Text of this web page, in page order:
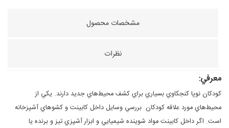
مشخصات محصول
نظرات
معرفي:
کودکان نوپا کنجکاوي بسياري براي کشف محيط‌‌هاي جديد دارند. يکي از
محيط‌هاي مورد علاقه کودکان بررسي وسايل داخل کابينت و کشوهاي آشپزخانه
است. اگر داخل کابينت مواد شوينده شيميايي و ابزار آشپزي تيز و برنده يا